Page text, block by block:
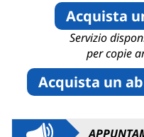
Acquista
Servizio
per copie
Acquista un